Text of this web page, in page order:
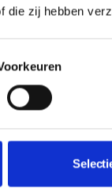
die zij hebben